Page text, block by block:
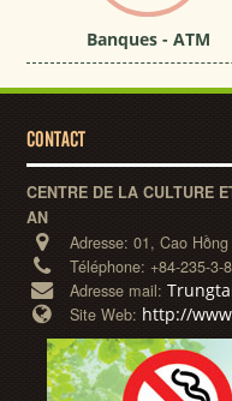
Banques - ATM
CONTACT
CENTRE DE LA CULTURE
AN
Adresse:01, Cao
Téléphone:+84-235-3-
Adresse mail:
Site Web: http://